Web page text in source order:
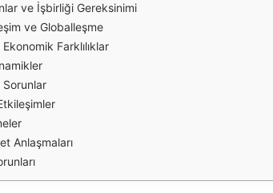
ve İşbirliği Gereksinimi
ve Globalleşme
Farklılıklar
Sorunlar
Anlaşmaları